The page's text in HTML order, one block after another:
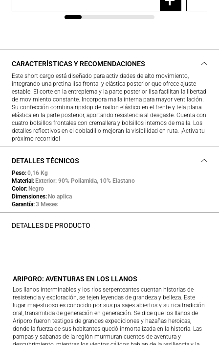
CARACTERÍSTICAS Y RECOMENDACIONES
Este short cargo está diseñado para actividades de alto movimiento,
integrando una pretina lisa frontal y elástica posterior que ofrece ajuste
estable. El corte en la entrepierna y la parte posterior lisa facilitan la libertad
de movimiento constante. Incorpora malla interna para mayor ventilación.
Su confección combina ripstop de nailon elástico en el frente y tela plana
elástica en la parte posterior, aportando resistencia al desgaste. Cuenta con
cuatro bolsillos frontales con cremallera y bolsillos internos de malla. Los
detalles reflectivos en el dobladillo mejoran la visibilidad en ruta. ¡Activa tu
próximo recorrido!
DETALLES TÉCNICOS
Peso 0,16 Kg
Material
Exterior: 90% Poliamida, 10% Elastano
Color Negro
Dimensiones No aplica
Garantía 3 Meses
DETALLES DE PRODUCTO
ARIPORO: AVENTURAS EN LOS LLANOS
Los llanos interminables y los ríos serpenteantes cuentan historias de
resistencia y exploración, se tejen leyendas de grandeza y belleza. Este
lugar majestuoso es conocido por sus paisajes abiertos y su rica tradición
oral, transmitida de generación en generación. Se dice que los llanos de
Ariporo fueron testigos de grandes expediciones y hazañas heroicas,
donde la fuerza de sus habitantes quedó inmortalizada en la historia. Las
pampas y sabanas de la región murmuran cuentos de aventura y